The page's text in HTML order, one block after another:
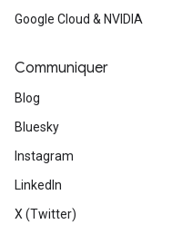
Google Cloud & NVIDIA
Communiquer
Blog
Bluesky
Instagram
LinkedIn
X (Twitter)